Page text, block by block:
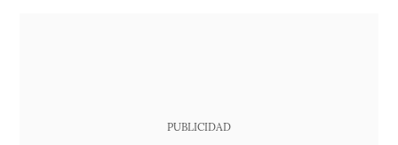
PUBLICIDAD